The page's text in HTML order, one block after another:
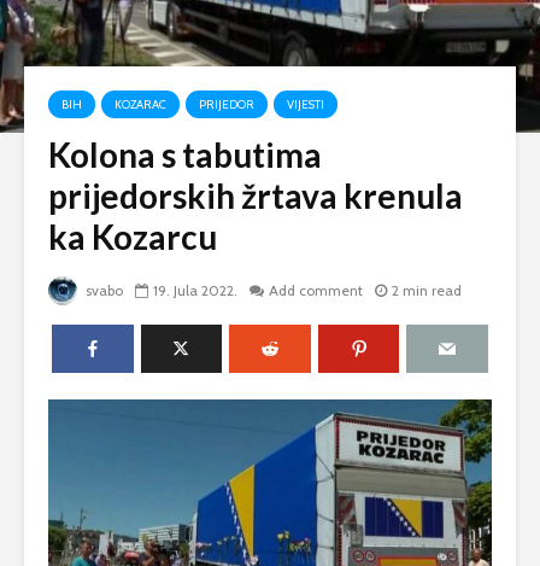
BIH KOZARAC PRIJEDOR VIJESTI
Kolona s tabutima
prijedorskih žrtava krenula
ka Kozarcu
svabo 19. Jula 2022. Add comment 2 min read